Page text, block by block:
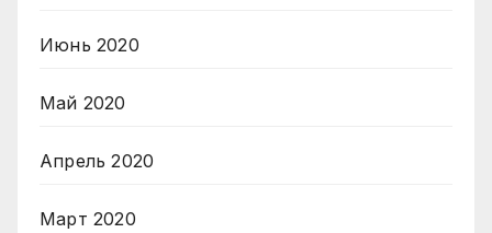
Июнь 2020
Май 2020
Апрель 2020
Март 2020